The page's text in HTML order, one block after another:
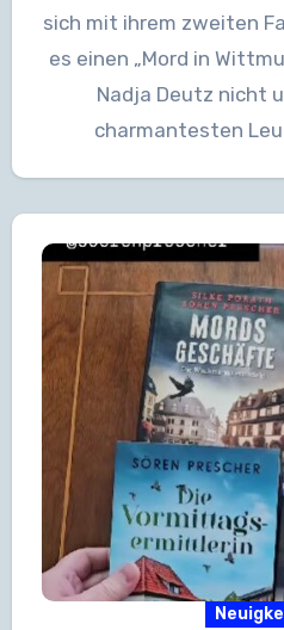
sich mit ihrem zweiten
es einen „Mord in
Nadja Deutz nicht
charmantesten